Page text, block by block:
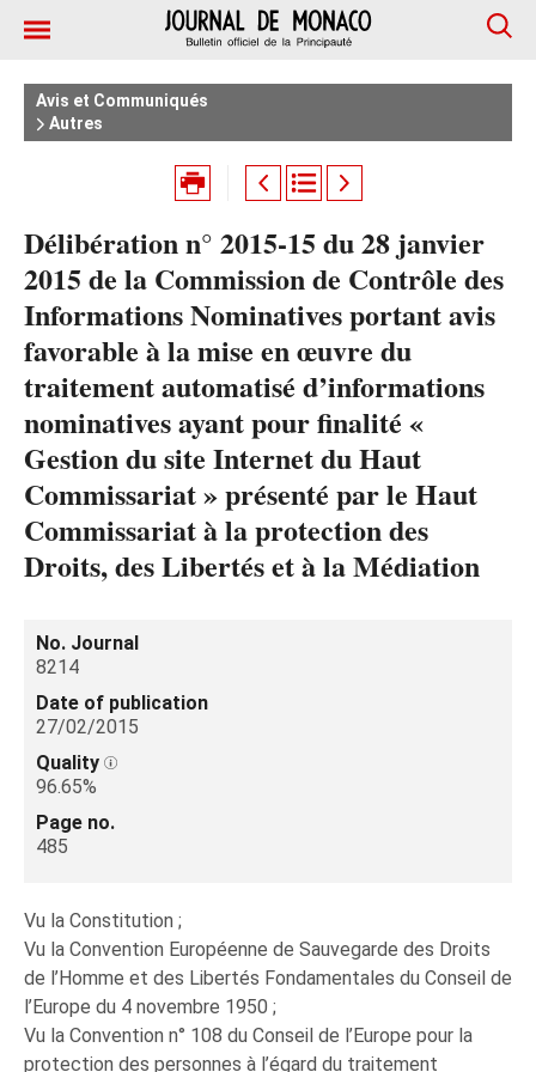
Avis et Communiqués
Autres
Délibération n° 2015-15 du 28 janvier
2015 de la Commission de Contrôle des
Informations Nominatives portant avis
favorable à la mise en œuvre du
traitement automatisé d’informations
nominatives ayant pour finalité «
Gestion du site Internet du Haut
Commissariat » présenté par le Haut
Commissariat à la protection des
Droits, des Libertés et à la Médiation
No. Journal
8214
Date of publication
27/02/2015
Quality
96.65%
Page no.
485
Vu la Constitution ;
Vu la Convention Européenne de Sauvegarde des Droits
de l’Homme et des Libertés Fondamentales du Conseil de
l’Europe du 4 novembre 1950 ;
Vu la Convention n° 108 du Conseil de l’Europe pour la
protection des personnes à l’égard du traitement